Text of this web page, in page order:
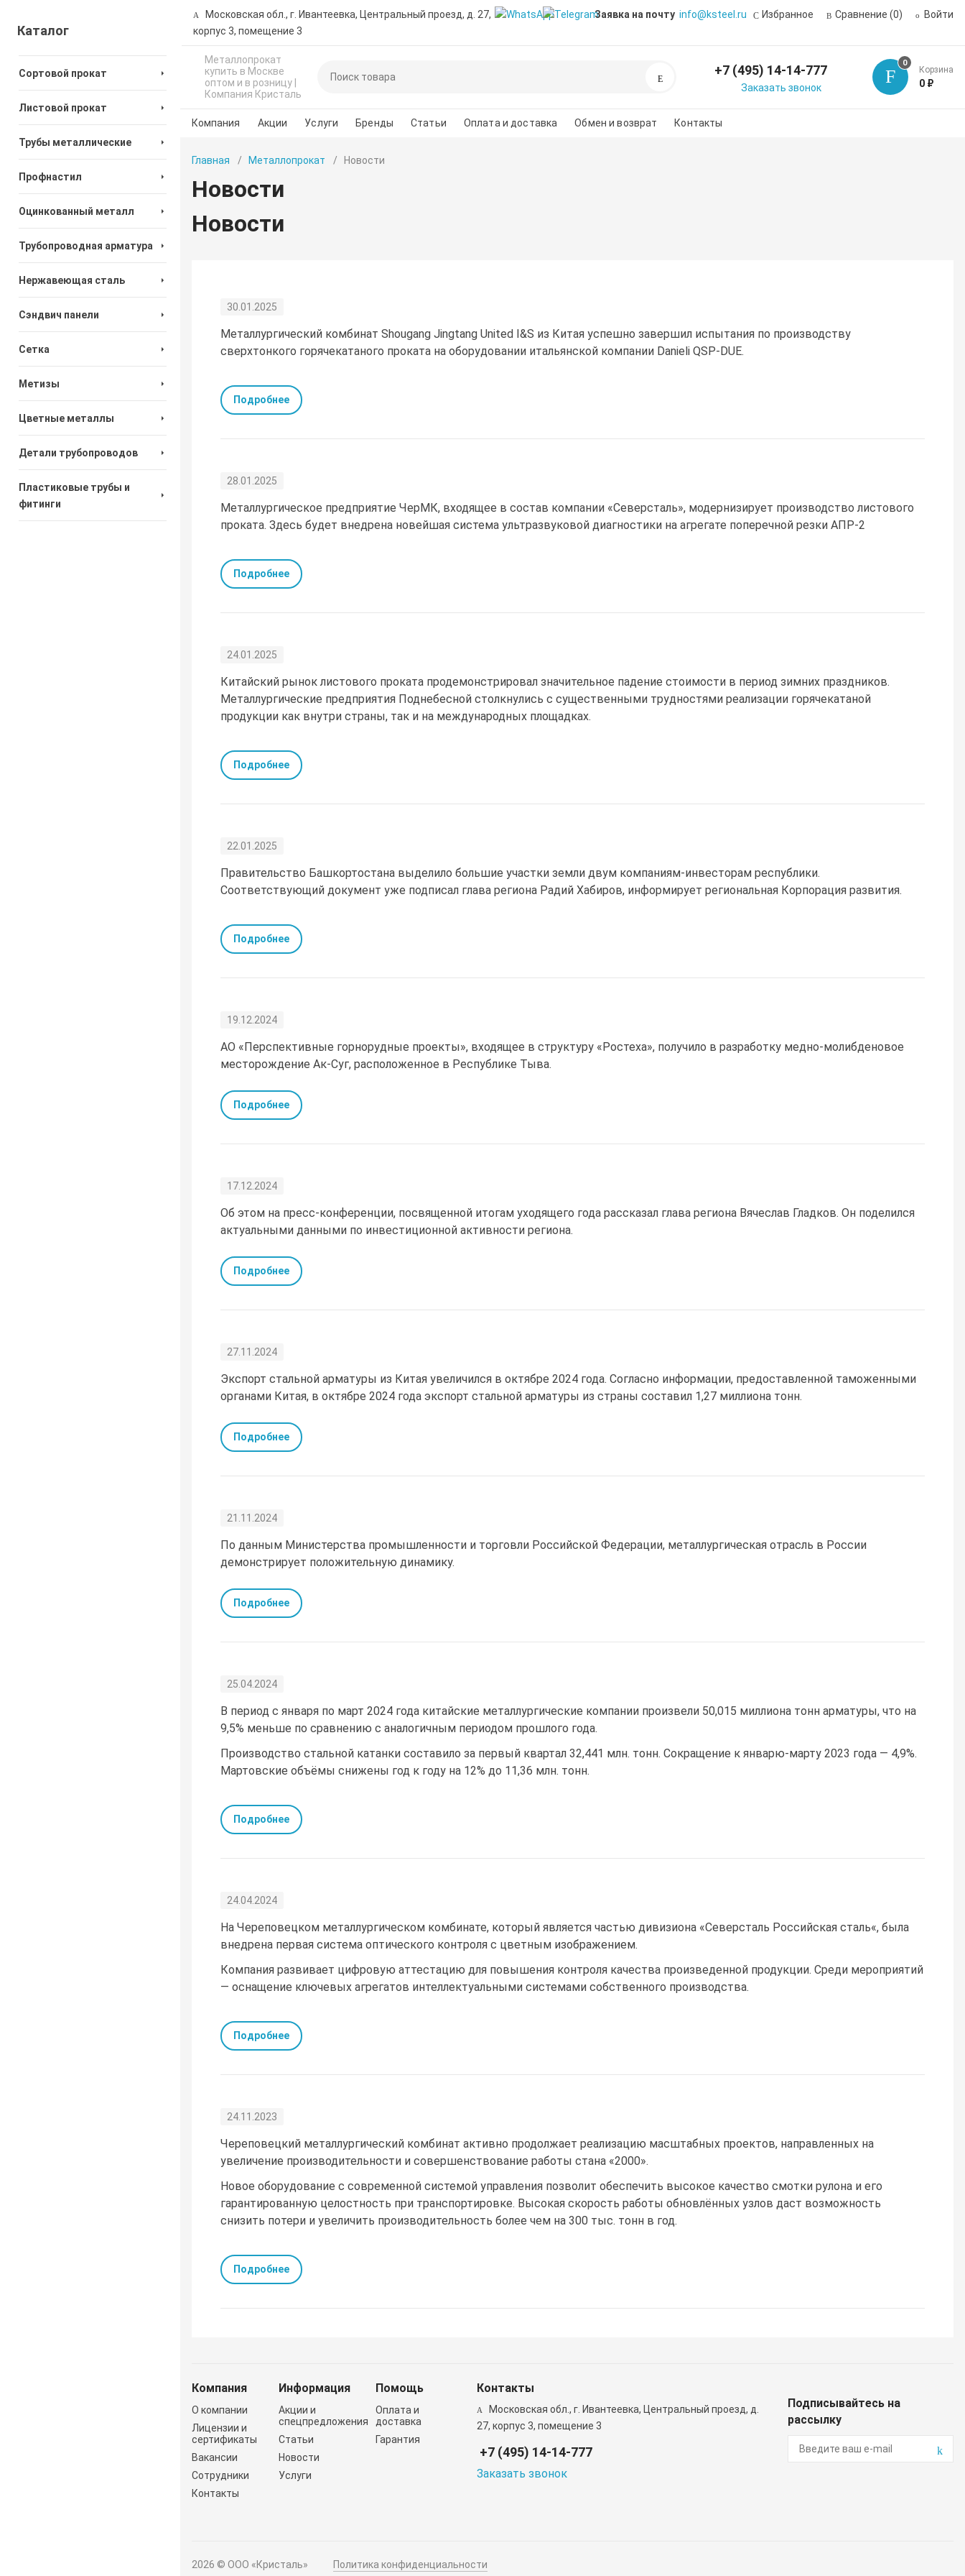
Московская обл., г. Ивантеевка, Центральный проезд, д. 27,
корпус 3, помещение 3
Заявка на почту info@ksteel.ru Избранное Сравнение (0) Войти
Металлопрокат
купить в Москве
оптом и в розницу |
Компания Кристаль
Поиск +7 (495) 14-14-777
Заказать звонок
0
Корзина
0 ₽
Компания Акции Услуги Бренды Статьи Оплата и доставка Обмен и возврат Контакты
Каталог
Сортовой прокат
Листовой прокат
Трубы металлические
Профнастил
Оцинкованный металл
Трубопроводная арматура
Нержавеющая сталь
Сэндвич панели
Сетка
Метизы
Цветные металлы
Детали трубопроводов
Пластиковые трубы и
фитинги
Главная Металлопрокат Новости
Новости
Новости
30.01.2025
Металлургический комбинат Shougang Jingtang United I&S из Китая успешно завершил испытания по производству
сверхтонкого горячекатаного проката на оборудовании итальянской компании Danieli QSP-DUE.
Подробнее
28.01.2025
Металлургическое предприятие ЧерМК, входящее в состав компании «Северсталь», модернизирует производство листового
проката. Здесь будет внедрена новейшая система ультразвуковой диагностики на агрегате поперечной резки АПР-2
Подробнее
24.01.2025
Китайский рынок листового проката продемонстрировал значительное падение стоимости в период зимних праздников.
Металлургические предприятия Поднебесной столкнулись с существенными трудностями реализации горячекатаной
продукции как внутри страны, так и на международных площадках.
Подробнее
22.01.2025
Правительство Башкортостана выделило большие участки земли двум компаниям-инвесторам республики.
Соответствующий документ уже подписал глава региона Радий Хабиров, информирует региональная Корпорация развития.
Подробнее
19.12.2024
АО «Перспективные горнорудные проекты», входящее в структуру «Ростеха», получило в разработку медно-молибденовое
месторождение Ак-Суг, расположенное в Республике Тыва.
Подробнее
17.12.2024
Об этом на пресс-конференции, посвященной итогам уходящего года рассказал глава региона Вячеслав Гладков. Он поделился
актуальными данными по инвестиционной активности региона.
Подробнее
27.11.2024
Экспорт стальной арматуры из Китая увеличился в октябре 2024 года. Согласно информации, предоставленной таможенными
органами Китая, в октябре 2024 года экспорт стальной арматуры из страны составил 1,27 миллиона тонн.
Подробнее
21.11.2024
По данным Министерства промышленности и торговли Российской Федерации, металлургическая отрасль в России
демонстрирует положительную динамику.
Подробнее
25.04.2024
В период с января по март 2024 года китайские металлургические компании произвели 50,015 миллиона тонн арматуры, что на
9,5% меньше по сравнению с аналогичным периодом прошлого года.
Производство стальной катанки составило за первый квартал 32,441 млн. тонн. Сокращение к январю-марту 2023 года — 4,9%.
Мартовские объёмы снижены год к году на 12% до 11,36 млн. тонн.
Подробнее
24.04.2024
На Череповецком металлургическом комбинате, который является частью дивизиона «Северсталь Российская сталь«, была
внедрена первая система оптического контроля с цветным изображением.
Компания развивает цифровую аттестацию для повышения контроля качества произведенной продукции. Среди мероприятий
— оснащение ключевых агрегатов интеллектуальными системами собственного производства.
Подробнее
24.11.2023
Череповецкий металлургический комбинат активно продолжает реализацию масштабных проектов, направленных на
увеличение производительности и совершенствование работы стана «2000».
Новое оборудование с современной системой управления позволит обеспечить высокое качество смотки рулона и его
гарантированную целостность при транспортировке. Высокая скорость работы обновлённых узлов даст возможность
снизить потери и увеличить производительность более чем на 300 тыс. тонн в год.
Подробнее
Компания
О компании
Лицензии и
сертификаты
Вакансии
Сотрудники
Контакты
Информация
Акции и
спецпредложения
Статьи
Новости
Услуги
Помощь
Оплата и
доставка
Гарантия
Контакты
Московская обл., г. Ивантеевка, Центральный проезд, д.
27, корпус 3, помещение 3
+7 (495) 14-14-777
Заказать звонок
Подписывайтесь на
рассылку
2026 © ООО «Кристаль» Политика конфиденциальности